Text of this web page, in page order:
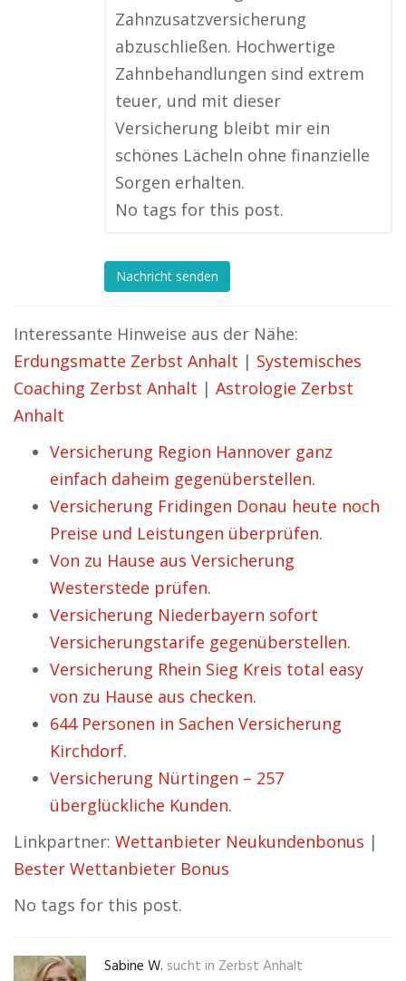
Zahnzusatzversicherung
abzuschließen. Hochwertige
Zahnbehandlungen sind extrem
teuer, und mit dieser
Versicherung bleibt mir ein
schönes Lächeln ohne finanzielle
Sorgen erhalten.
No tags for this post.
Nachricht senden
Interessante Hinweise aus der Nähe:
Erdungsmatte Zerbst Anhalt | Systemisches
Coaching Zerbst Anhalt | Astrologie Zerbst
Anhalt
Versicherung Region Hannover ganz
einfach daheim gegenüberstellen.
Versicherung Fridingen Donau heute noch
Preise und Leistungen überprüfen.
Von zu Hause aus Versicherung
Westerstede prüfen.
Versicherung Niederbayern sofort
Versicherungstarife gegenüberstellen.
Versicherung Rhein Sieg Kreis total easy
von zu Hause aus checken.
644 Personen in Sachen Versicherung
Kirchdorf.
Versicherung Nürtingen – 257
überglückliche Kunden.
Linkpartner: Wettanbieter Neukundenbonus |
Bester Wettanbieter Bonus
No tags for this post.
Sabine W. sucht in Zerbst Anhalt